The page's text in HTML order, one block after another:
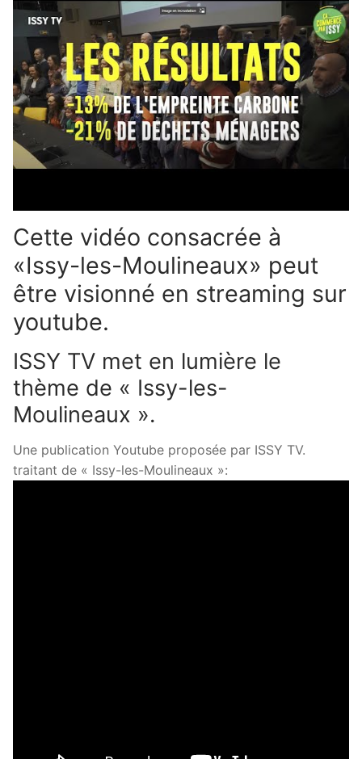
Cette vidéo consacrée à
«Issy-les-Moulineaux» peut
être visionné en streaming sur
youtube.
ISSY TV met en lumière le
thème de « Issy-les-
Moulineaux ».
Une publication Youtube proposée par ISSY TV.
traitant de « Issy-les-Moulineaux »: